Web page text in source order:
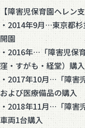
【障害児保育園ヘレン
・2014年9月…東京都杉
開園
・2016年…「障害児保
窪・すがも・経堂）購入
・2017年10月…「障害
および医療備品の購入
・2018年11月…「障害
車両1台購入